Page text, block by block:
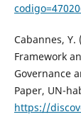
Cabannes,
Framework
Governance
Paper, UN-
https://